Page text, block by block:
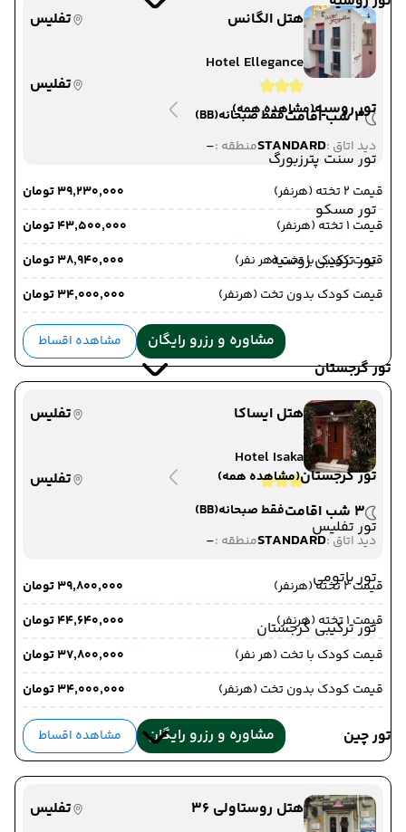
تور روسیه(مشاهده همه)
تور سنت پترزبورگ
تور مسکو
تور ترکیبی روسیه
تور گرجستان
تور گرجستان(مشاهده همه)
تور تفلیس
تور باتومی
تور ترکیبی گرجستان
تور چین
هتل الگانس
تفلیس
Hotel Ellegance
تفلیس
3 شب اقامت
فقط صبحانه(BB)
دید اتاق :STANDARDمنطقه :-
قیمت 2 تخته (هرنفر)
۳۹٬۲۳۰٬۰۰۰ تومان
قیمت 1 تخته (هرنفر)
۴۳٬۵۰۰٬۰۰۰ تومان
قیمت کودک با تخت (هر نفر)
۳۸٬۹۴۰٬۰۰۰ تومان
قیمت کودک بدون تخت (هرنفر)
۳۴٬۰۰۰٬۰۰۰ تومان
مشاوره و رزرو رایگان مشاهده اقساط
هتل ایساکا
تفلیس
Hotel Isaka
تفلیس
3 شب اقامت
فقط صبحانه(BB)
دید اتاق :STANDARDمنطقه :-
قیمت 2 تخته (هرنفر)
۳۹٬۸۰۰٬۰۰۰ تومان
قیمت 1 تخته (هرنفر)
۴۴٬۶۴۰٬۰۰۰ تومان
قیمت کودک با تخت (هر نفر)
۳۷٬۸۰۰٬۰۰۰ تومان
قیمت کودک بدون تخت (هرنفر)
۳۴٬۰۰۰٬۰۰۰ تومان
مشاوره و رزرو رایگان مشاهده اقساط
هتل روستاولی 36
تفلیس